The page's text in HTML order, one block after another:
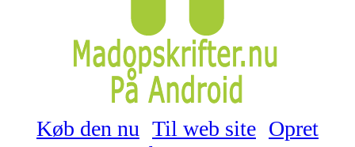
Køb den nu Til web site Opret